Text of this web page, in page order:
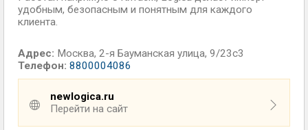
удобным, безопасным и понятным для каждого
клиента.
Адрес: Москва, 2-я Бауманская улица, 9/23с3
Телефон: 8800004086
newlogica.ru
Перейти на сайт